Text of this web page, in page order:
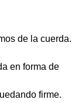
de la cuerda.
en forma de
firme.